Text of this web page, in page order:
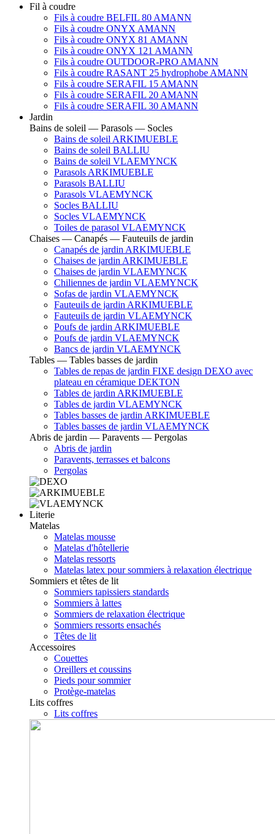
Fil à coudre
Fils à coudre BELFIL 80 AMANN
Fils à coudre ONYX AMANN
Fils à coudre ONYX 81 AMANN
Fils à coudre ONYX 121 AMANN
Fils à coudre OUTDOOR-PRO AMANN
Fils à coudre RASANT 25 hydrophobe AMANN
Fils à coudre SERAFIL 15 AMANN
Fils à coudre SERAFIL 20 AMANN
Fils à coudre SERAFIL 30 AMANN
Jardin
Bains de soleil — Parasols — Socles
Bains de soleil ARKIMUEBLE
Bains de soleil BALLIU
Bains de soleil VLAEMYNCK
Parasols ARKIMUEBLE
Parasols BALLIU
Parasols VLAEMYNCK
Socles BALLIU
Socles VLAEMYNCK
Toiles de parasol VLAEMYNCK
Chaises — Canapés — Fauteuils de jardin
Canapés de jardin ARKIMUEBLE
Chaises de jardin ARKIMUEBLE
Chaises de jardin VLAEMYNCK
Chiliennes de jardin VLAEMYNCK
Sofas de jardin VLAEMYNCK
Fauteuils de jardin ARKIMUEBLE
Fauteuils de jardin VLAEMYNCK
Poufs de jardin ARKIMUEBLE
Poufs de jardin VLAEMYNCK
Bancs de jardin VLAEMYNCK
Tables — Tables basses de jardin
Tables de repas de jardin FIXE design DEXO avec
plateau en céramique DEKTON
Tables de jardin ARKIMUEBLE
Tables de jardin VLAEMYNCK
Tables basses de jardin ARKIMUEBLE
Tables basses de jardin VLAEMYNCK
Abris de jardin — Paravents — Pergolas
Abris de jardin
Paravents, terrasses et balcons
Pergolas
Literie
Matelas
Matelas mousse
Matelas d'hôtellerie
Matelas ressorts
Matelas latex pour sommiers à relaxation électrique
Sommiers et têtes de lit
Sommiers tapissiers standards
Sommiers à lattes
Sommiers de relaxation électrique
Sommiers ressorts ensachés
Têtes de lit
Accessoires
Couettes
Oreillers et coussins
Pieds pour sommier
Protège-matelas
Lits coffres
Lits coffres